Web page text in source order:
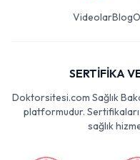
VideolarBlog
SERTİFİKA
Doktorsitesi.com Sağlık
platformudur. Sertifikaları
sağlık